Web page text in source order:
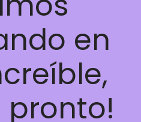
en
pronto!